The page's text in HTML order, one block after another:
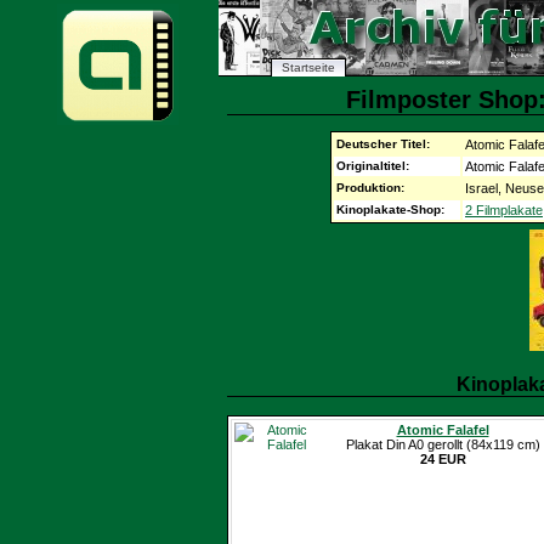
Startseite
Filmposter
Deutscher Titel: Atomic
Originaltitel: Atomic
Produktion: Israel,
Kinoplakate-Shop: 2 Filmplakate
Atomic Falafel
Plakat Din A0 gerollt (84x119 cm)
24 EUR